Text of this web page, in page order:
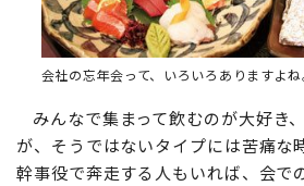
会社の忘年会って、いろいろありますよね
みんなで集まって飲むのが大好き
が、そうではないタイプには苦痛な
幹事役で奔走する人もいれば、会で